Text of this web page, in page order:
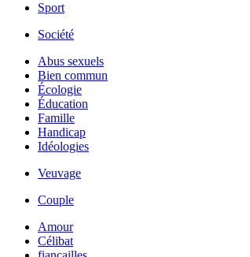
Sport
Société
Abus sexuels
Bien commun
Écologie
Éducation
Famille
Handicap
Idéologies
Veuvage
Couple
Amour
Célibat